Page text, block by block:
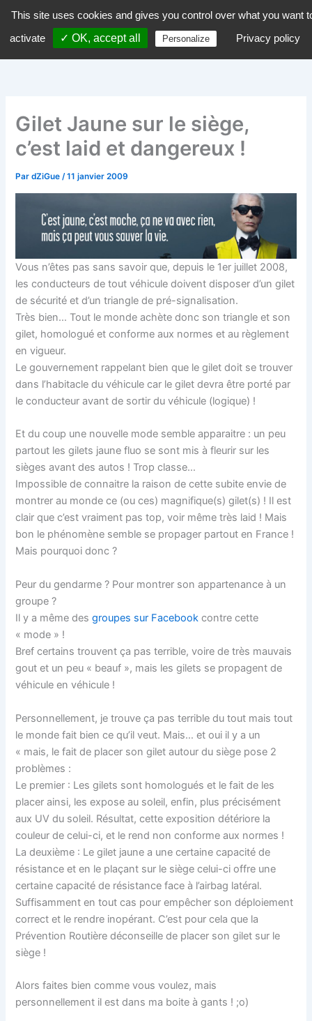
contenu
dZiGue
Gilet Jaune sur le siège,
c’est laid et dangereux !
PardZiGue/11 janvier 2009
Vous n’êtes pas sans savoir que, depuis le 1er juillet 2008,
les conducteurs de tout véhicule doivent disposer d’un gilet
de sécurité et d’un triangle de pré-signalisation.
Très bien… Tout le monde achète donc son triangle et son
gilet, homologué et conforme aux normes et au règlement
en vigueur.
Le gouvernement rappelant bien que le gilet doit se trouver
dans l’habitacle du véhicule car le gilet devra être porté par
le conducteur avant de sortir du véhicule (logique) !
Et du coup une nouvelle mode semble apparaitre : un peu
partout les gilets jaune fluo se sont mis à fleurir sur les
sièges avant des autos ! Trop classe…
Impossible de connaitre la raison de cette subite envie de
montrer au monde ce (ou ces) magnifique(s) gilet(s) ! Il est
clair que c’est vraiment pas top, voir même très laid ! Mais
bon le phénomène semble se propager partout en France !
Mais pourquoi donc ?
Peur du gendarme ? Pour montrer son appartenance à un
groupe ?
Il y a même desgroupes sur Facebook contre cette
« mode » !
Bref certains trouvent ça pas terrible, voire de très mauvais
gout et un peu « beauf », mais les gilets se propagent de
véhicule en véhicule !
Personnellement, je trouve ça pas terrible du tout mais tout
le monde fait bien ce qu’il veut. Mais… et oui il y a un
« mais, le fait de placer son gilet autour du siège pose 2
problèmes :
Le premier : Les gilets sont homologués et le fait de les
placer ainsi, les expose au soleil, enfin, plus précisément
aux UV du soleil. Résultat, cette exposition détériore la
couleur de celui-ci, et le rend non conforme aux normes !
La deuxième : Le gilet jaune a une certaine capacité de
résistance et en le plaçant sur le siège celui-ci offre une
certaine capacité de résistance face à l’airbag latéral.
Suffisamment en tout cas pour empêcher son déploiement
correct et le rendre inopérant. C’est pour cela que la
Prévention Routière déconseille de placer son gilet sur le
siège !
Alors faites bien comme vous voulez, mais
personnellement il est dans ma boite à gants ! ;o)
This site uses cookies and gives you control over what you want
activate
✓ OK, accept all Personalize Privacy policy